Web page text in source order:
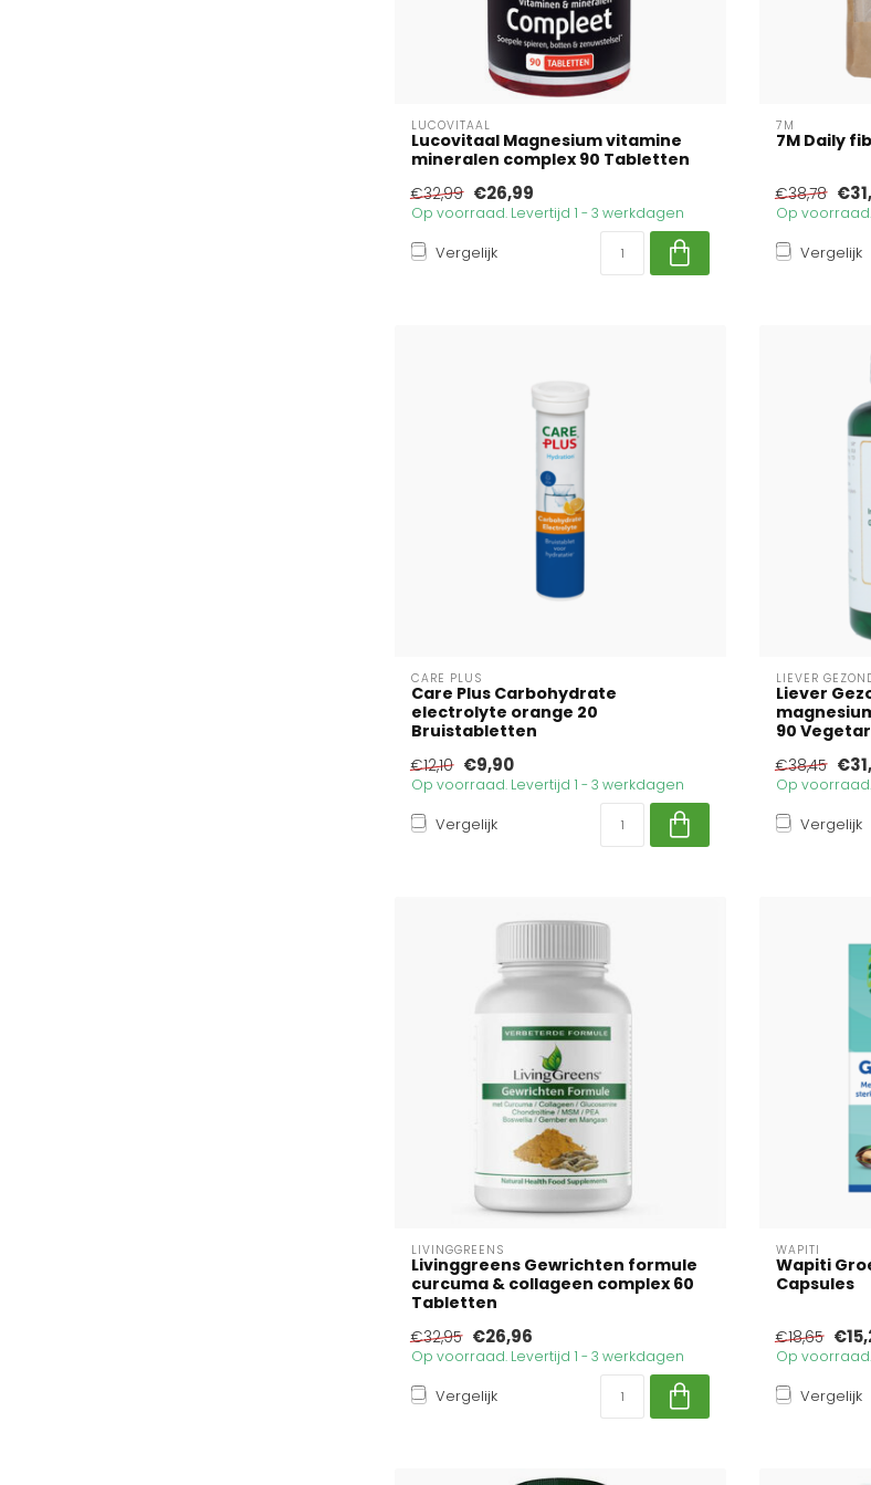
LUCOVITAAL
Lucovitaal Magnesium vitamine
mineralen complex 90 Tabletten
€32,99 €26,99
Op voorraad. Levertijd 1 - 3 werkdagen
Vergelijk
7M
7M Daily
€38,78
Op
Vergelijk
CARE PLUS
Care Plus Carbohydrate
electrolyte orange 20
Bruistabletten
€12,10 €9,90
Op voorraad. Levertijd 1 - 3 werkdagen
Vergelijk
LIEVER
Liever
90
€38,45
Op
Vergelijk
LIVINGGREENS
Livinggreens Gewrichten formule
curcuma & collageen complex 60
Tabletten
€32,95 €26,96
Op voorraad. Levertijd 1 - 3 werkdagen
Vergelijk
WAPITI
Wapiti
Capsules
€18,65
Op
Vergelijk